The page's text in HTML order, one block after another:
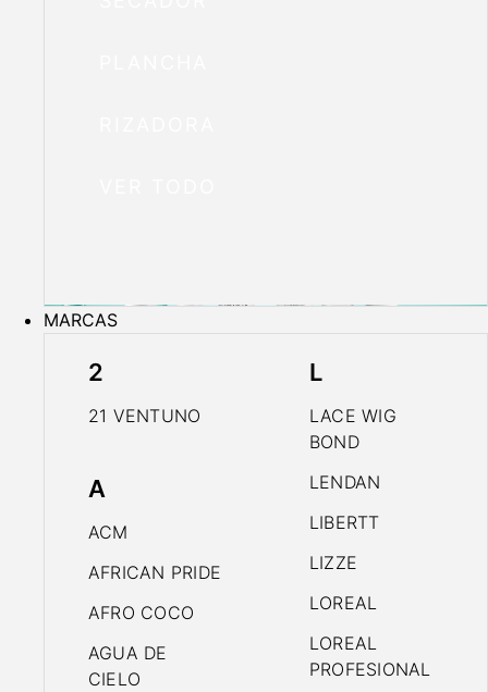
MARCAS
2
21 VENTUNO
A
ACM
AFRICAN PRIDE
AFRO COCO
AGUA DE
CIELO
L
LACE WIG
BOND
LENDAN
LIBERTT
LIZZE
LOREAL
LOREAL
PROFESIONAL